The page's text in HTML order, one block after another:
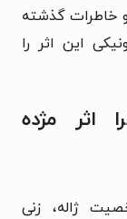
خاطرات گذشته
این اثر را
اثر مژده
ژاله، زنی